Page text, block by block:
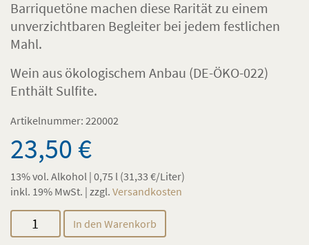
Barriquetöne machen diese Rarität zu einem
unverzichtbaren Begleiter bei jedem festlichen
Mahl.
Wein aus ökologischem Anbau (DE-ÖKO-022)
Enthält Sulfite.
Artikelnummer: 220002
23,50 €
13% vol. Alkohol | 0,75 l (31,33 €/Liter)
inkl. 19% MwSt. | zzgl. Versandkosten
Spätburgunder
Menge
In den Warenkorb